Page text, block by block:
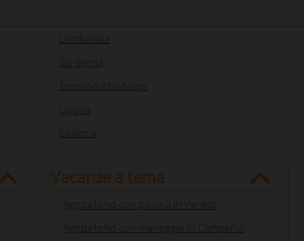
Lombardia
Sardegna
Trentino Alto Adige
Liguria
Calabria
Vacanze a tema
Agriturismo con piscina in Veneto
Agriturismo con maneggio in Campania